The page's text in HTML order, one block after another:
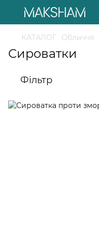
КАТАЛОГ Обличчя
Сироватки
Фільтр